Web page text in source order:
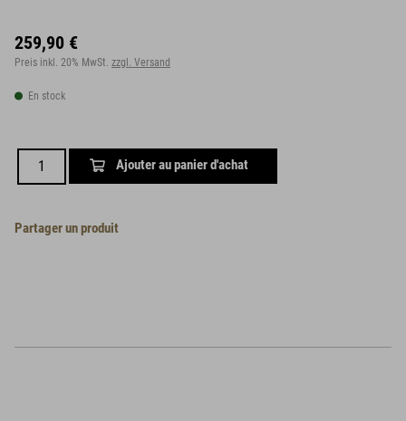
259,90 €
Preis inkl. 20% MwSt. zzgl. Versand
En stock
Ajouter au panier d'achat
Partager un produit